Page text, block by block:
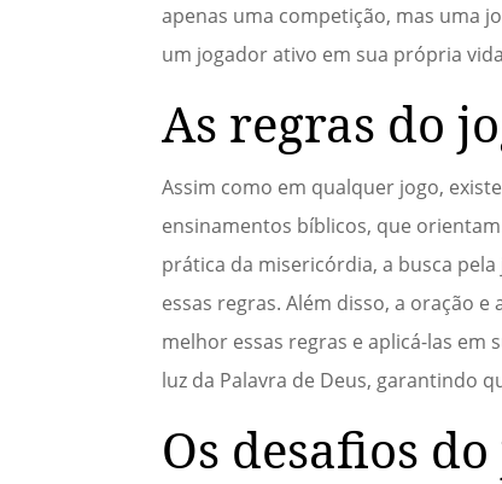
apenas uma competição, mas uma
um jogador ativo em sua própria
As regras do
Assim como em qualquer jogo,
ensinamentos bíblicos, que
prática da misericórdia, a busca
essas regras. Além disso, a oração
melhor essas regras e aplicá-las em
luz da Palavra de Deus, garantindo
Os desafios